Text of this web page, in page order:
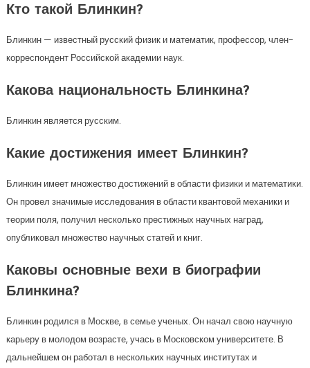
Кто такой Блинкин?
Блинкин — известный русский физик и математик, профессор, член-
корреспондент Российской академии наук.
Какова национальность Блинкина?
Блинкин является русским.
Какие достижения имеет Блинкин?
Блинкин имеет множество достижений в области физики и математики.
Он провел значимые исследования в области квантовой механики и
теории поля, получил несколько престижных научных наград,
опубликовал множество научных статей и книг.
Каковы основные вехи в биографии
Блинкина?
Блинкин родился в Москве, в семье ученых. Он начал свою научную
карьеру в молодом возрасте, учась в Московском университете. В
дальнейшем он работал в нескольких научных институтах и